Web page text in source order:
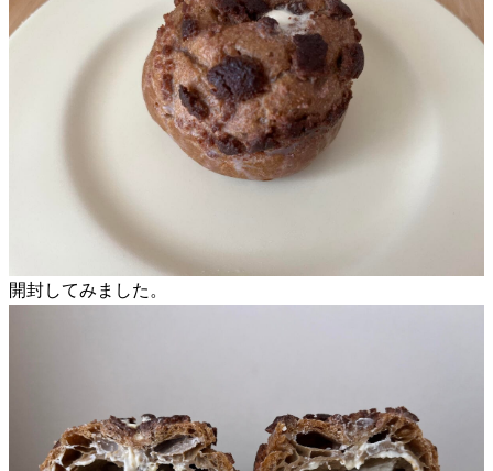
開封してみました。